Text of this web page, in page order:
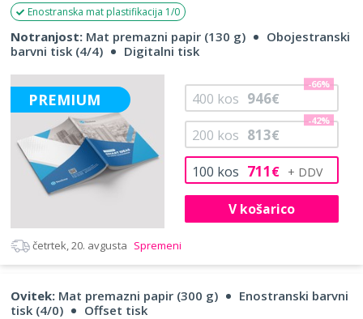
Enostranska mat plastifikacija 1/0
Notranjost: Mat premazni papir (130 g)
Obojestranski
barvni tisk (4/4)
Digitalni tisk
PREMIUM
100 kos 711€
200 kos 813€
-42%
400 kos 946€
-66%
V košarico
četrtek, 20. avgusta Spremeni
Ovitek: Mat premazni papir (300 g)
Enostranski barvni
tisk (4/0)
Offset tisk